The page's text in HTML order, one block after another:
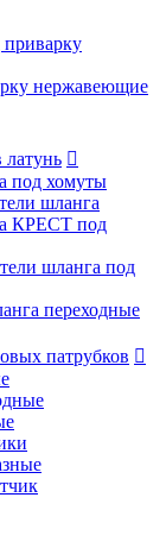
нержавеющие

под хомуты
шланга
КРЕСТ под
шланга под
переходные
патрубков 